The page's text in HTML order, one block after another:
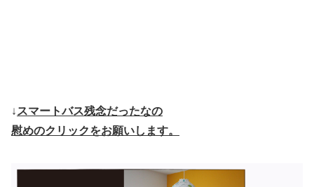
↓ スマートバス残念だったなの
慰めのクリックをお願いします。